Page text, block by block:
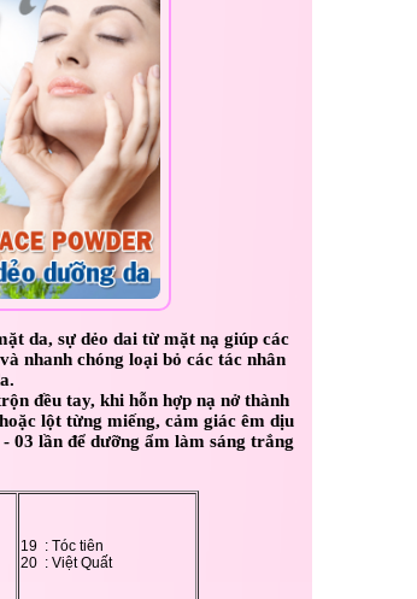
da, sự dẻo dai từ mặt nạ giúp các
nhanh chóng loại bỏ các tác nhân
đều tay, khi hỗn hợp nạ nở thành
lột từng miếng, cảm giác êm dịu
03 lần để dưỡng ẩm làm sáng trắng
19 : Tóc tiên
20 : Việt Quất